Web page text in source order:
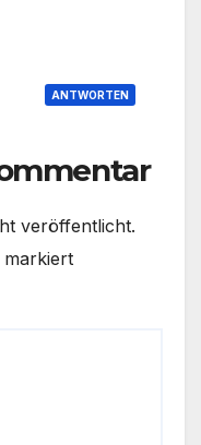
ANTWORTEN
veröffentlicht.
markiert